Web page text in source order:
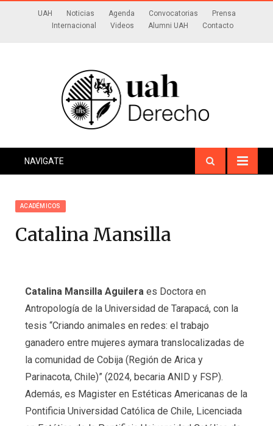
UAH Noticias Agenda Convocatorias
Prensa
Internacional
Videos Alumni UAH Contacto
NAVIGATE
ACADÉMICOS
Catalina Mansilla
Catalina Mansilla Aguilera es Doctora en
Antropología de la Universidad de Tarapacá, con la
tesis “Criando animales en redes: el trabajo
ganadero entre mujeres aymara translocalizadas de
la comunidad de Cobija (Región de Arica y
Parinacota, Chile)” (2024, becaria ANID y FSP).
Además, es Magister en Estéticas Americanas de la
Pontificia Universidad Católica de Chile, Licenciada